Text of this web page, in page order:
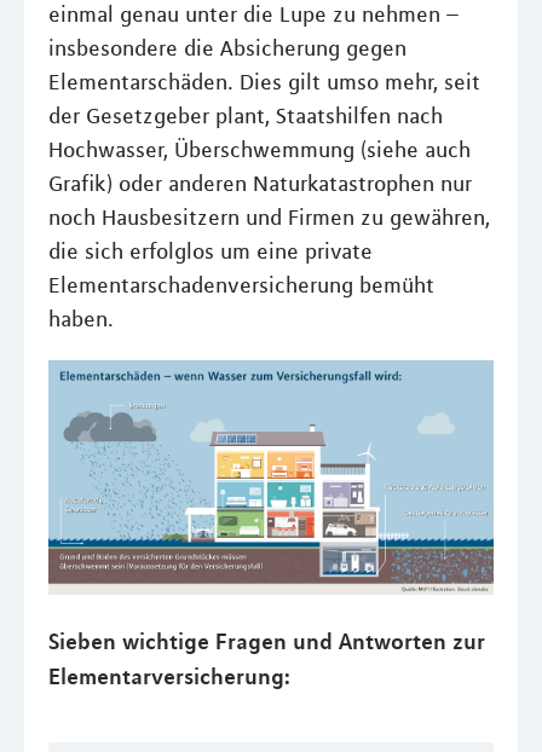
einmal genau unter die Lupe zu nehmen –
insbesondere die Absicherung gegen
Elementarschäden. Dies gilt umso mehr, seit
der Gesetzgeber plant, Staatshilfen nach
Hochwasser, Überschwemmung (siehe auch
Grafik) oder anderen Naturkatastrophen nur
noch Hausbesitzern und Firmen zu gewähren,
die sich erfolglos um eine private
Elementarschadenversicherung bemüht
haben.
Sieben wichtige Fragen und Antworten zur
Elementarversicherung: